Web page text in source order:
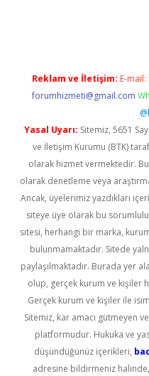
Reklam ve İletişim: E-mail:
forumhizmeti@gmail.com
Yasal Uyarı: Sitemiz, 5651
ve İletişim Kurumu (BTK)
olarak hizmet vermektedir.
olarak denetleme veya
Ancak, üyelerimiz yazdıkları
siteye üye olarak bu
sitesi, herhangi bir marka,
bulunmamaktadır. Sitede
paylaşılmaktadır. Burada yer
olup, gerçek kurum ve kişiler
Gerçek kurum ve kişiler ile
Sitemiz, kar amacı gütmeyen
platformudur. Hukuka ve
düşündüğünüz içerikleri,
adresine bildirmeniz